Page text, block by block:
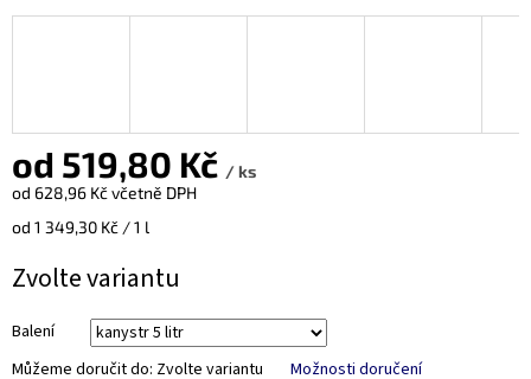
od 519,80 Kč / ks
od 628,96 Kčvčetně DPH
Měrná
od 1 349,30 Kč / 1 l
Zvolte variantu
Balení
Můžeme doručit do: Zvolte variantu Možnosti doručení